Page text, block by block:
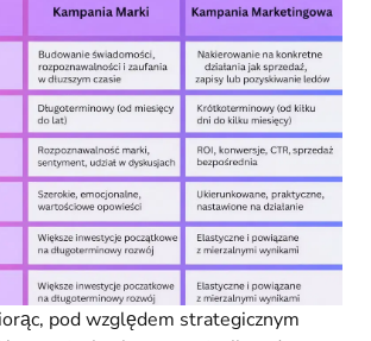
pod względem strategicznym